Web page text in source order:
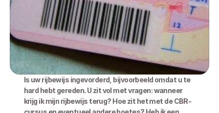
Is uw rijbewijs ingevorderd, bijvoorbeeld omdat u te
hard hebt gereden. U zit vol met vragen: wanneer
krijg ik mijn rijbewijs terug? Hoe zit het met de CBR-